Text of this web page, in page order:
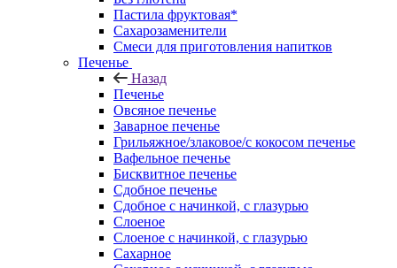
Пастила фруктовая*
Сахарозаменители
Смеси для приготовления напитков
Печенье
Назад
Печенье
Овсяное печенье
Заварное печенье
Грильяжное/злаковое/с кокосом печенье
Вафельное печенье
Бисквитное печенье
Сдобное печенье
Сдобное с начинкой, с глазурью
Слоеное
Слоеное с начинкой, с глазурью
Сахарное